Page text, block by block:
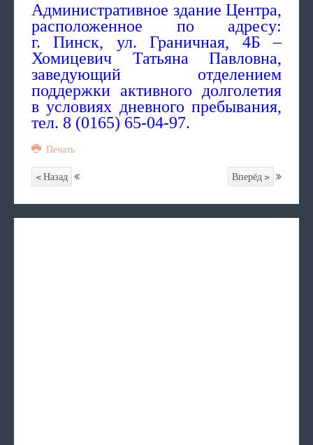
Административное здание Центра,
расположенное по адресу:
г. Пинск, ул. Граничная, 4Б –
Хомицевич Татьяна Павловна,
заведующий отделением
поддержки активного долголетия
в условиях дневного пребывания,
тел. 8 (0165) 65-04-97.
Печать
< Назад Вперёд >